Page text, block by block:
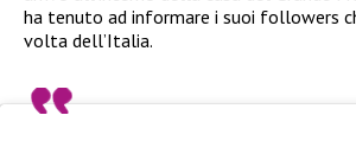
ha tenuto ad informare i suoi followers
volta dell’Italia.